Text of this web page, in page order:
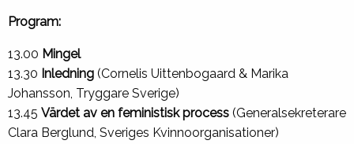
Program:
13.00 Mingel
13.30 Inledning (Cornelis Uittenbogaard & Marika
Johansson, Tryggare Sverige)
13.45 Värdet av en feministisk process (Generalsekreterare
Clara Berglund, Sveriges Kvinnoorganisationer)